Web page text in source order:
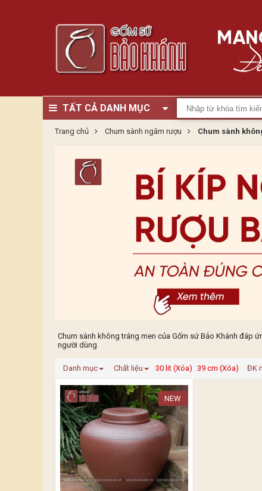
TẤT CẢ DANH MỤC
Trang chủ Chum sành ngâm rượu Chum sành
Chum sành không tráng men của Gốm sứ Bảo Khánh đáp
người dùng
Danh mục Chất liệu 30 lit (Xóa) 39 cm (Xóa) ĐK
NEW